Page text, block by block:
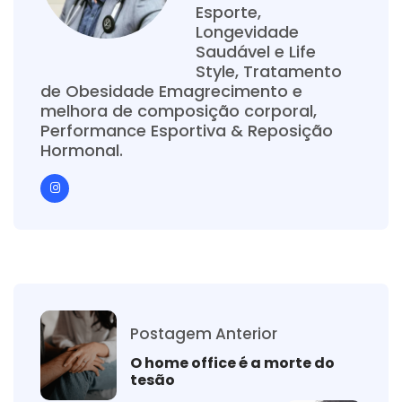
Esporte,
Longevidade
Saudável e Life
Style, Tratamento
de Obesidade Emagrecimento e
melhora de composição corporal,
Performance Esportiva & Reposição
Hormonal.
Postagem Anterior
O home office é a morte do
tesão